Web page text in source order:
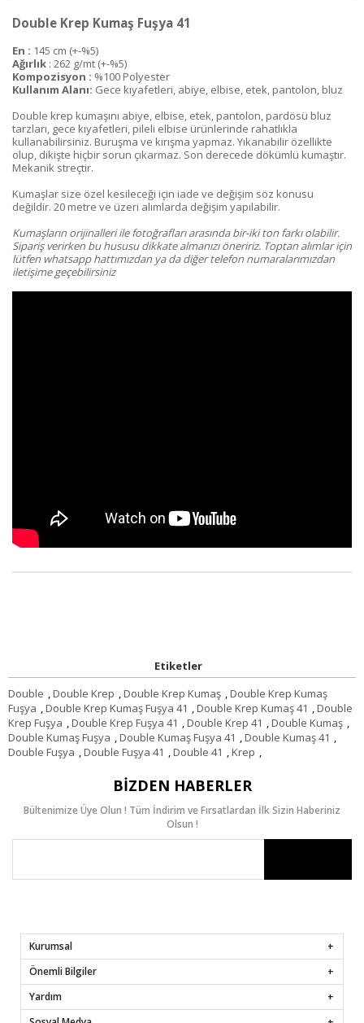
Double Krep Kumaş Fuşya 41
En : 145 cm (+-%5)
Ağırlık : 262 g/mt (+-%5)
Kompozisyon : %100 Polyester
Kullanım Alanı: Gece kıyafetleri, abiye, elbise, etek, pantolon, bluz
Double krep kumaşını abiye, elbise, etek, pantolon, pardösü bluz
tarzları, gece kıyafetleri, pileli elbise ürünlerinde rahatlıkla
kullanabilirsiniz. Buruşma ve kırışma yapmaz. Yıkanabilir özellikte
olup, dikişte hiçbir sorun çıkarmaz. Son derecede dökümlü kumaştır.
Mekanik streçtir.
Kumaşlar size özel kesileceği için iade ve değişim söz konusu
değildir. 20 metre ve üzeri alımlarda değişim yapılabilir.
Kumaşların orijinalleri ile fotoğrafları arasında bir-iki ton farkı olabilir.
Sipariş verirken bu hususu dikkate almanızı öneririz. Toptan alımlar için
lütfen whatsapp hattımızdan ya da diğer telefon numaralarımızdan
iletişime geçebilirsiniz
Etiketler
Double ,Double Krep ,Double Krep Kumaş ,Double Krep Kumaş
Fuşya ,Double Krep Kumaş Fuşya 41 ,Double Krep Kumaş 41 ,Double
Krep Fuşya ,Double Krep Fuşya 41 ,Double Krep 41 ,Double Kumaş ,
Double Kumaş Fuşya ,Double Kumaş Fuşya 41 ,Double Kumaş 41 ,
Double Fuşya ,Double Fuşya 41 ,Double 41 ,Krep ,
BIZDEN HABERLER
Bültenimize Üye Olun ! Tüm İndirim ve Fırsatlardan İlk Sizin Haberiniz
Olsun !
Kurumsal
Önemli Bilgiler
Yardım